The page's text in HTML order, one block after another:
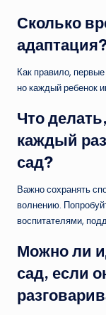
Сколько
Как правило,
но каждый ребенок
Что
каждый
сад?
Важно сохранять
волнению.
воспитателями,
Можно ли
сад, если